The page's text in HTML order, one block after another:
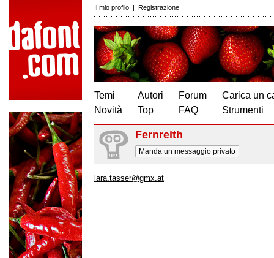
Il mio profilo | Registrazione
Temi
Novità
Autori
Top
Forum
FAQ
Carica un
Strumenti
Fernreith
Manda un messaggio privato
lara.tasser@gmx.at